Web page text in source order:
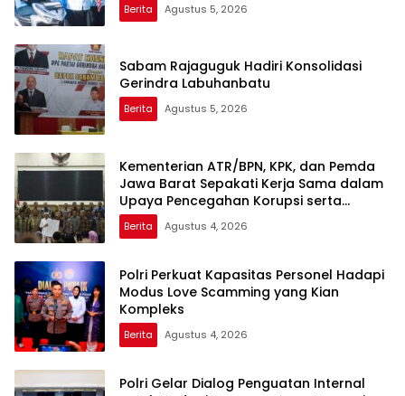
Berita Agustus 5, 2026
Sabam Rajaguguk Hadiri Konsolidasi
Gerindra Labuhanbatu
Berita Agustus 5, 2026
Kementerian ATR/BPN, KPK, dan Pemda
Jawa Barat Sepakati Kerja Sama dalam
Upaya Pencegahan Korupsi serta
Penguatan Ekonomi Daerah
Berita Agustus 4, 2026
Polri Perkuat Kapasitas Personel Hadapi
Modus Love Scamming yang Kian
Kompleks
Berita Agustus 4, 2026
Polri Gelar Dialog Penguatan Internal